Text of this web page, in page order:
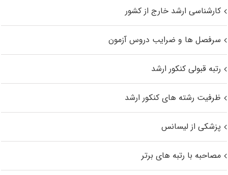
کارشناسی ارشد خارج از کشور
سرفصل ها و ضرایب دروس آزمون
رتبه قبولی کنکور ارشد
ظرفیت رشته های کنکور ارشد
پزشکی از لیسانس
مصاحبه با رتبه های برتر